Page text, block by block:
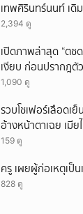
เทพศิรินทร์นนท์ เดิ
หนัก คาดแรงกดดัน
2,394 ดู
เปิดภาพล่าสุด “ต
เงียบ ก่อนปรากฎ
1,090 ดู
รวบโชเฟอร์เลือด
อ้างหน้าตาเฉย เมี
159 ดู
ครู เผยผู้ก่อเหตุเป็
828 ดู